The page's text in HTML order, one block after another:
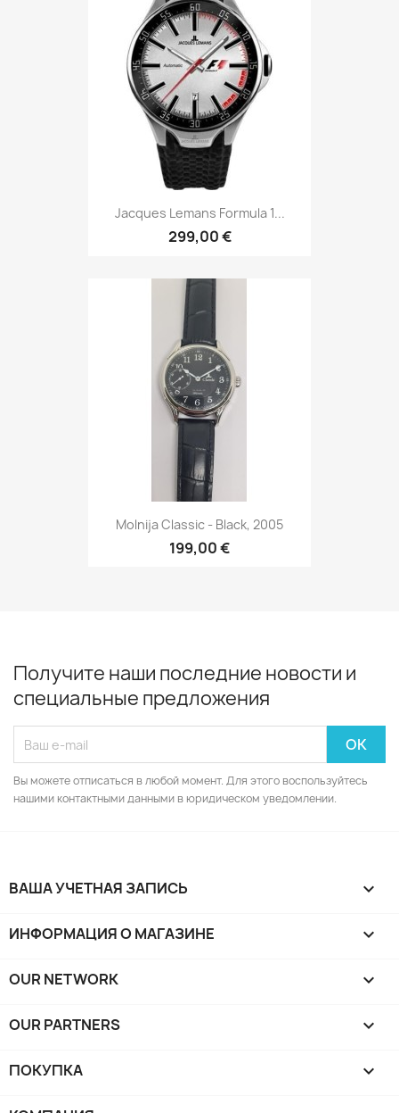
Jacques Lemans Formula 1...
299,00 €
Molnija Classic - Black, 2005
199,00 €
Получите наши последние новости и
специальные предложения
Вы можете отписаться в любой момент. Для этого воспользуйтесь
нашими контактными данными в юридическом уведомлении.
ВАША УЧЕТНАЯ ЗАПИСЬ 
ИНФОРМАЦИЯ О МАГАЗИНЕ keyboard_arrow_down
OUR NETWORK keyboard_arrow_down
OUR PARTNERS keyboard_arrow_down
ПОКУПКА 